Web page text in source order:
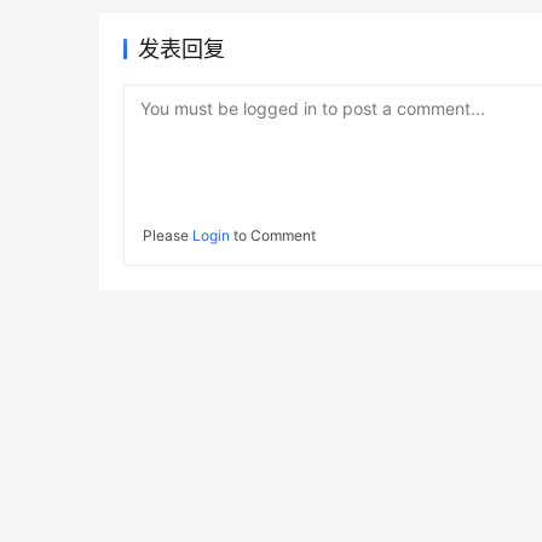
发表回复
You must be logged in to post a comment...
Please Login to Comment